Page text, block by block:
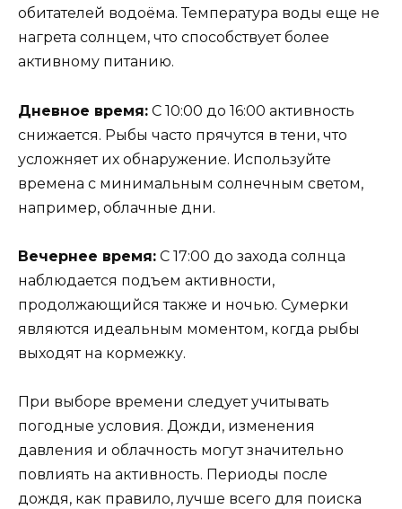
обитателей водоёма. Температура воды еще не
нагрета солнцем, что способствует более
активному питанию.
Дневное время: С 10:00 до 16:00 активность
снижается. Рыбы часто прячутся в тени, что
усложняет их обнаружение. Используйте
времена с минимальным солнечным светом,
например, облачные дни.
Вечернее время: С 17:00 до захода солнца
наблюдается подъем активности,
продолжающийся также и ночью. Сумерки
являются идеальным моментом, когда рыбы
выходят на кормежку.
При выборе времени следует учитывать
погодные условия. Дожди, изменения
давления и облачность могут значительно
повлиять на активность. Периоды после
дождя, как правило, лучше всего для поиска